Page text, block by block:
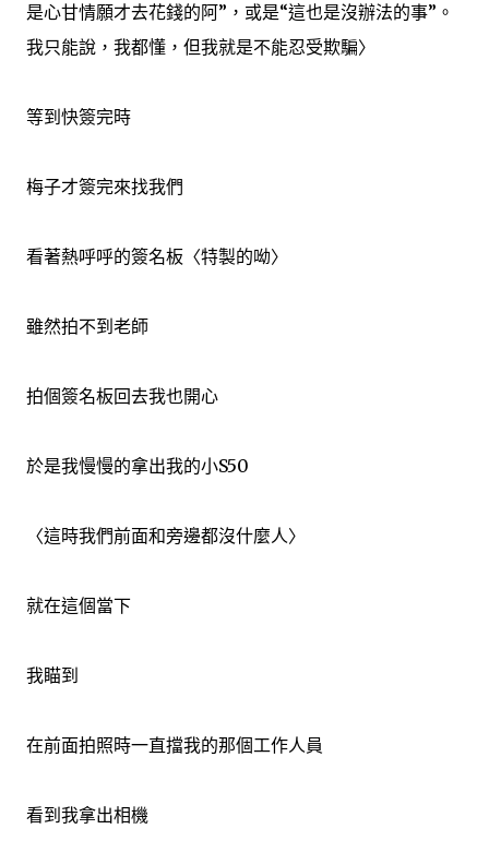
是心甘情願才去花錢的阿”，或是“這也是沒辦法的事”。
我只能說，我都懂，但我就是不能忍受欺騙〉
等到快簽完時
梅子才簽完來找我們
看著熱呼呼的簽名板〈特製的呦〉
雖然拍不到老師
拍個簽名板回去我也開心
於是我慢慢的拿出我的小S50
〈這時我們前面和旁邊都沒什麼人〉
就在這個當下
我瞄到
在前面拍照時一直擋我的那個工作人員
看到我拿出相機